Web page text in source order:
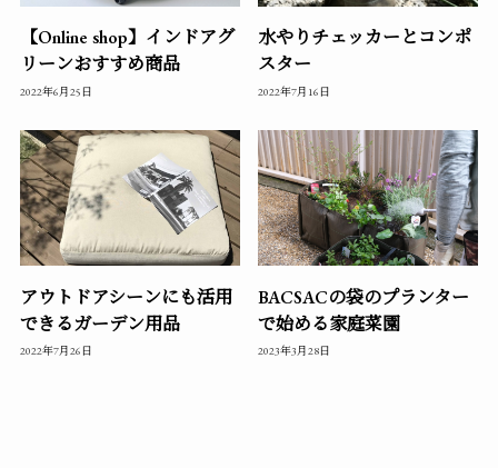
【Online shop】インドアグ
リーンおすすめ商品
2022年6月25日
水やりチェッカーとコンポ
スター
2022年7月16日
アウトドアシーンにも活用
できるガーデン用品
2022年7月26日
BACSACの袋のプランター
で始める家庭菜園
2023年3月28日